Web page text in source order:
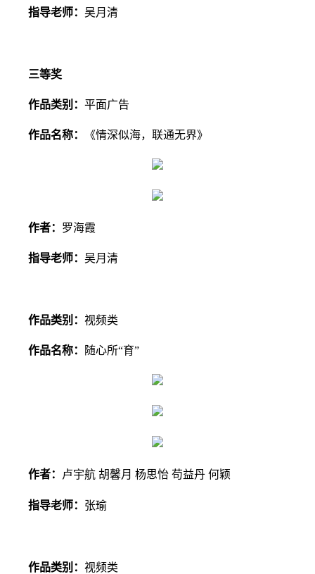
指导老师： 吴月清
三等奖
作品类别： 平面广告
作品名称： 《情深似海，联通无界》
作者： 罗海霞
指导老师： 吴月清
作品类别： 视频类
作品名称： 随心所“育”
作者： 卢宇航 胡馨月 杨思怡 苟益丹 何颖
指导老师： 张瑜
作品类别： 视频类